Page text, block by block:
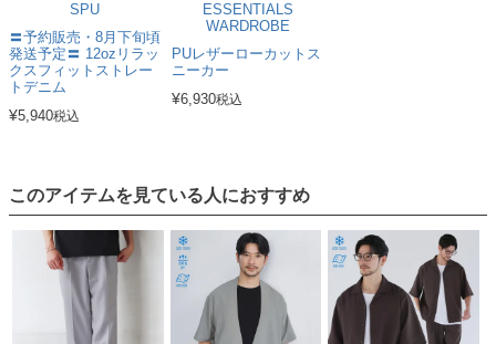
SPU
〓予約販売・8月下旬頃
発送予定〓 12ozリラッ
クスフィットストレー
トデニム
¥5,940税込
ESSENTIALS
WARDROBE
PUレザーローカットス
ニーカー
¥6,930税込
このアイテムを見ている人におすすめ